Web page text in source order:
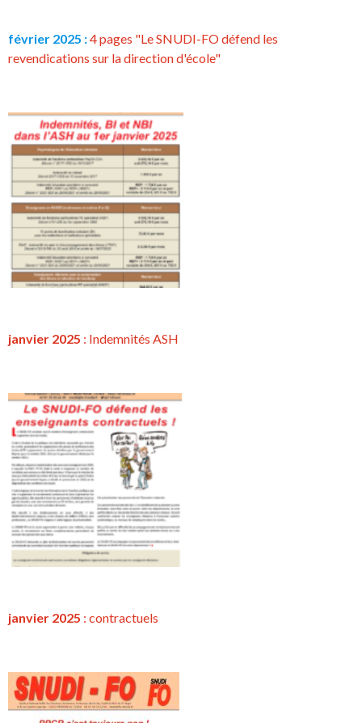
février 2025 :4 pages "Le SNUDI-FO défend les
revendications sur la direction d'école"
janvier 2025 : Indemnités ASH
janvier 2025 : contractuels